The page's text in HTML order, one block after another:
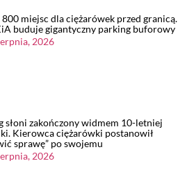
800 miejsc dla ciężarówek przed granicą.
buduje gigantyczny parking buforowy
2026
słoni zakończony widmem 10-letniej
Kierowca ciężarówki postanowił
sprawę” po swojemu
2026